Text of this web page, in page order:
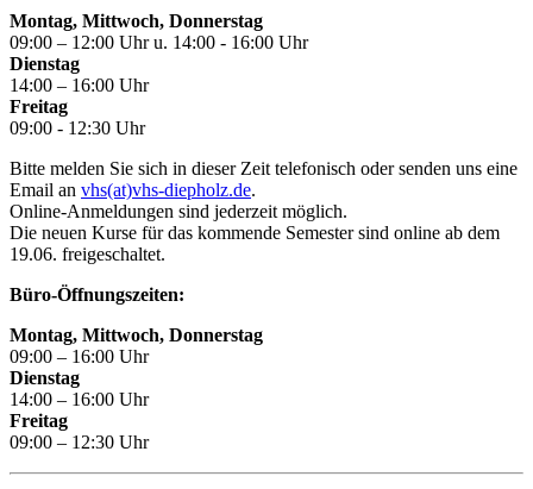
Montag, Mittwoch, Donnerstag
09:00 – 12:00 Uhr u. 14:00 - 16:00 Uhr
Dienstag
14:00 – 16:00 Uhr
Freitag
09:00 - 12:30 Uhr
Bitte melden Sie sich in dieser Zeit telefonisch oder senden uns eine
Email an vhs(at)vhs-diepholz.de.
Online-Anmeldungen sind jederzeit möglich.
Die neuen Kurse für das kommende Semester sind online ab dem
19.06. freigeschaltet.
Büro-Öffnungszeiten:
Montag, Mittwoch, Donnerstag
09:00 – 16:00 Uhr
Dienstag
14:00 – 16:00 Uhr
Freitag
09:00 – 12:30 Uhr